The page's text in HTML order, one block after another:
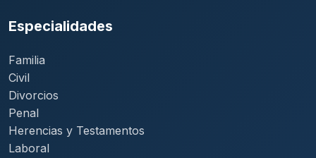
Especialidades
Familia
Civil
Divorcios
Penal
Herencias y Testamentos
Laboral